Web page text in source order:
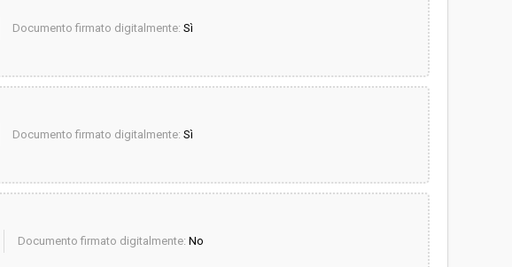
Documento firmato digitalmente: Sì
Documento firmato digitalmente: Sì
Documento firmato digitalmente: No